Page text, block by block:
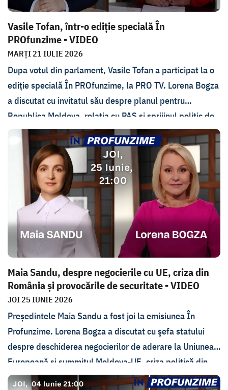
Vasile Tofan, într-o ediție specială În
PROfunzime - VIDEO
MARȚI 21 IULIE 2026
Dupa votul din parlament, Vasile Tofan a participat la o
ediție specială În PROfunzime, la PRO TV. Lorena Bogza
a discutat cu invitatul său despre planul pentru
Republica Moldova, relația cu PAS și sprijinul politic de
care are nevoie, condițiile care i s-au pus și pe care le-a
pus când a acceptat propunerea de a prelua funcția de
premier, în ce situație economică se află Moldova și care
este planul de redresare.
Maia Sandu, despre negocierile cu UE, criza din
România și provocările de securitate - VIDEO
JOI 25 IUNIE 2026
Președintele Maia Sandu a fost joi la emisiunea În
Profunzime. Lorena Bogza a discutat cu şefa statului
despre deschiderea negocierilor de aderare la Uniunea
Europeană și summitul Moldova-UE, criza politică din
România și modul în care afectează ea Republica